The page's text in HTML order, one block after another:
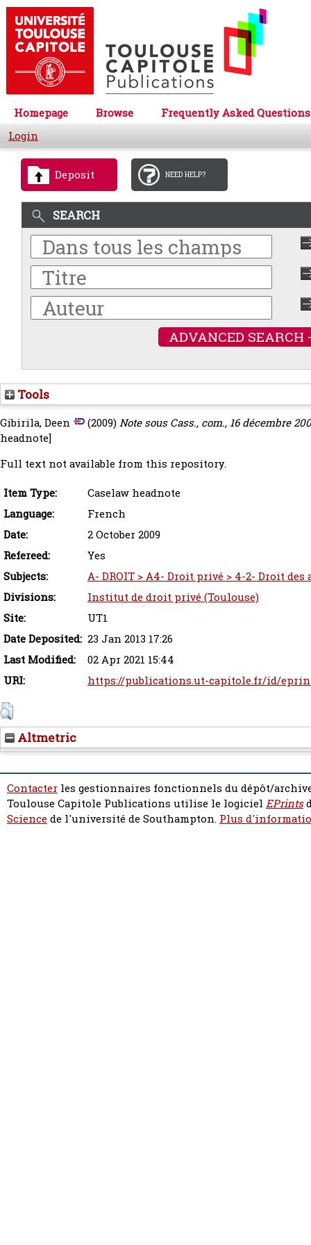
Homepage Browse
Frequently Asked Questions
Login
Deposit NEED HELP?
SEARCH
ADVANCED SEARCH
Tools
Gibirila, Deen (2009)Note sous Cass., com., 16 décembre
headnote]
Full text not available from this repository.
Item Type:
Caselaw headnote
Language:
French
Date:
2 October 2009
Refereed:
Yes
Subjects:
A- DROIT > A4- Droit privé > 4-2- Droit
Divisions:
Institut de droit privé (Toulouse)
Site:
UT1
Date Deposited: 23 Jan 2013 17:26
Last Modified:
02 Apr 2021 15:44
URI:
https://publications.ut-capitole.fr/id/
Altmetric
Contacter les gestionnaires fonctionnels du dépôt/
Toulouse Capitole Publications utilise le logiciel EPrints
Sciencede l'université de Southampton. Plus